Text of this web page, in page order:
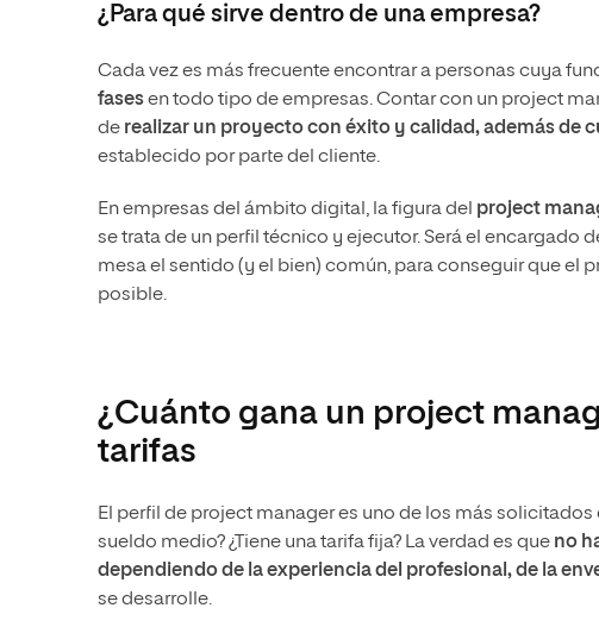
¿Para qué sirve dentro de una empresa?
Cada vez es más frecuente encontrar a personas cuya
fasesen todo tipo de empresas. Contar con un project
de realizar un proyecto con éxito y calidad, además de
establecido por parte del cliente.
En empresas del ámbito digital, la figura del project
se trata de un perfil técnico y ejecutor. Será el
mesa el sentido (y el bien) común, para conseguir que el
posible.
¿Cuánto gana un project
tarifas
El perfil de project manager es uno de los más
sueldo medio? ¿Tiene una tarifa fija? La verdad es que no
dependiendo de la experiencia del profesional, de la
se desarrolle.